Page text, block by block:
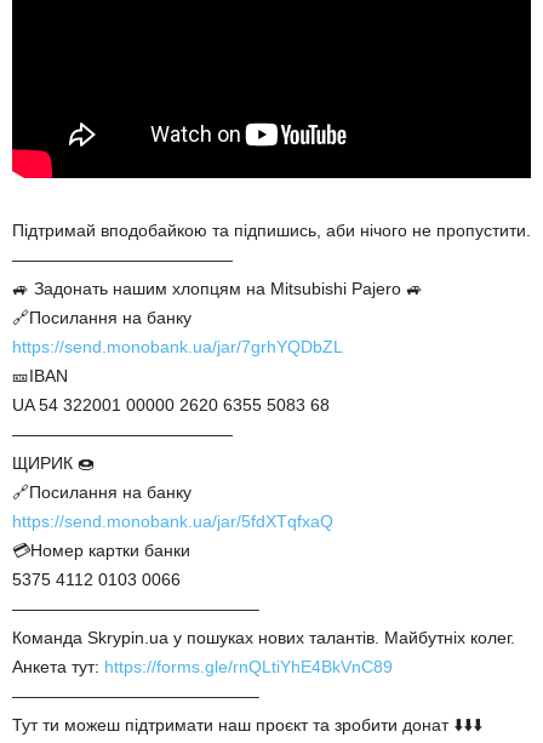
Підтримай вподобайкою та підпишись, аби нічого не пропустити.
—————————————
🚙 Задонать нашим хлопцям на Mitsubishi Pajero 🚙
🔗Посилання на банку
https://send.monobank.ua/jar/7grhYQDbZL
🎫IBAN
UA 54 322001 00000 2620 6355 5083 68
—————————————
ЩИРИК 🍩
🔗Посилання на банку
https://send.monobank.ua/jar/5fdXTqfxaQ
💳Номер картки банки
5375 4112 0103 0066
——————————————–
Команда Skrypin.ua у пошуках нових талантів. Майбутніх колег.
Анкета тут: https://forms.gle/rnQLtiYhE4BkVnC89
——————————————–
Тут ти можеш підтримати наш проєкт та зробити донат ⬇️⬇️⬇️